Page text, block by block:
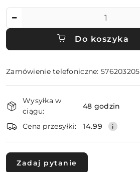
Do koszyka
Zamówienie telefoniczne: 576203205
i
dostawa
Wysyłka w
ciągu:
48 godzin
Cena przesyłki: 14.99
Zadaj pytanie